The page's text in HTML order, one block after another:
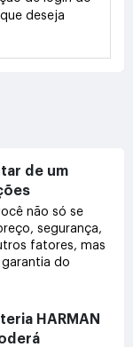
deseja
de um
não só se
segurança,
fatores, mas
do
HARMAN